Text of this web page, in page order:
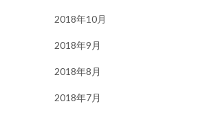
2018年10月
2018年9月
2018年8月
2018年7月